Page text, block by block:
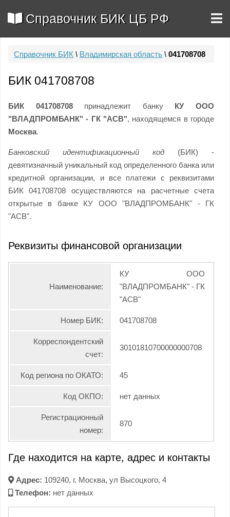
Справочник БИК ЦБ РФ
Справочник БИК \ Владимирская область \ 041708708
БИК 041708708
БИК 041708708принадлежит банку КУ ООО
"ВЛАДПРОМБАНК" - ГК "АСВ", находящемся в городе
Москва.
Банковский идентификационный код (БИК) -
девятизначный уникальный код определенного банка или
кредитной организации, и все платежи с реквизитами
БИК 041708708 осуществляются на расчетные счета
открытые в банке КУ ООО "ВЛАДПРОМБАНК" - ГК
"АСВ".
Реквизиты финансовой организации
Наименование:
КУ ООО
"ВЛАДПРОМБАНК" - ГК
"АСВ"
Номер БИК: 041708708
Корреспондентский
счет:
30101810700000000708
Код региона по ОКАТО: 45
Код ОКПО: нет данных
Регистрационный
номер:
870
Где находится на карте, адрес и контакты
Адрес: 109240, г. Москва, ул Высоцкого, 4
Телефон: нет данных